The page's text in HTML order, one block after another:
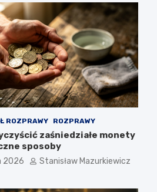
ROZPRAWY ROZPRAWY
zaśniedziałe monety
sposoby
2026 Stanisław Mazurkiewicz